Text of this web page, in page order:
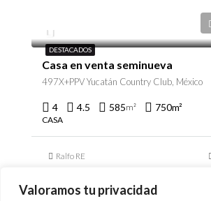
Valoramos tu privacidad
DESTACADOS
Casa en venta seminueva
497X+PPV Yucatán Country Club, México
4 4.5 585m² 750m²
CASA
Ralfo RE